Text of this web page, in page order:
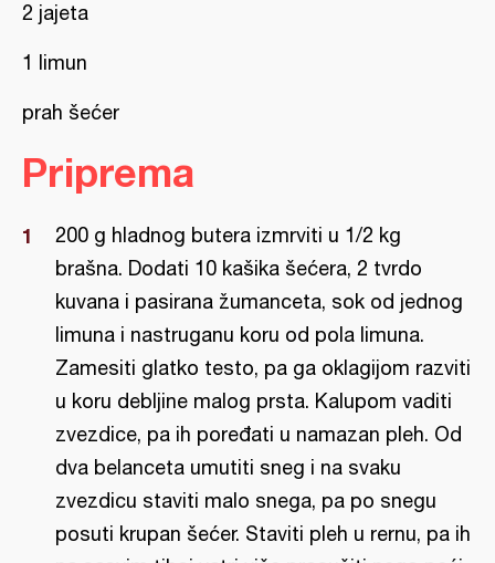
2 jajeta
1 limun
prah šećer
Priprema
200 g hladnog butera izmrviti u 1/2 kg
brašna. Dodati 10 kašika šećera, 2 tvrdo
kuvana i pasirana žumanceta, sok od jednog
limuna i nastruganu koru od pola limuna.
Zamesiti glatko testo, pa ga oklagijom razviti
u koru debljine malog prsta. Kalupom vaditi
zvezdice, pa ih poređati u namazan pleh. Od
dva belanceta umutiti sneg i na svaku
zvezdicu staviti malo snega, pa po snegu
posuti krupan šećer. Staviti pleh u rernu, pa ih